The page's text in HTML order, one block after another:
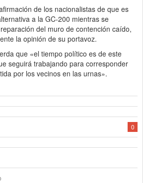
de los nacionalistas de que es
a la GC-200 mientras se
del muro de contención caído,
la opinión de su portavoz.
que «el tiempo político es de este
seguirá trabajando para corresponder
por los vecinos en las urnas».
0